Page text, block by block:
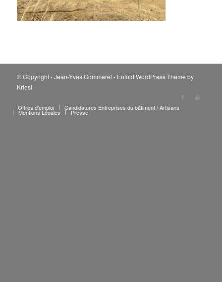
© Copyright - Jean-Yves Gommerel - Enfold WordPress Theme by
Kriesi
Offres d’emploi Candidatures Entreprises du bâtiment / Artisans
Mentions Légales Presse